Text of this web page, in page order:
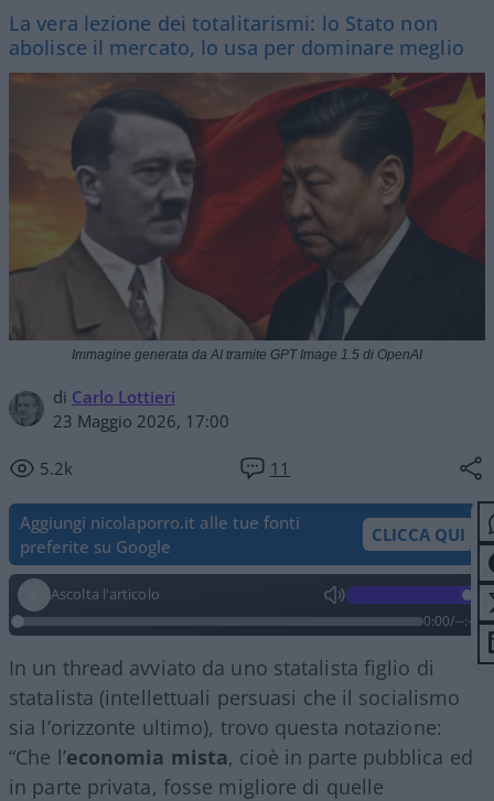
La vera lezione dei totalitarismi: lo Stato non
abolisce il mercato, lo usa per dominare meglio
di Carlo Lottieri
23 Maggio 2026, 17:00
5.2k 11
Immagine generata da AI tramite GPT Image 1.5 di OpenAI
Aggiungi nicolaporro.it alle tue fonti
preferite su Google
CLICCA QUI
Ascolta l'articolo
0:00/--:--
In un thread avviato da uno statalista figlio di
statalista (intellettuali persuasi che il socialismo
sia l’orizzonte ultimo), trovo questa notazione:
“Che l’economia mista, cioè in parte pubblica ed
in parte privata, fosse migliore di quelle